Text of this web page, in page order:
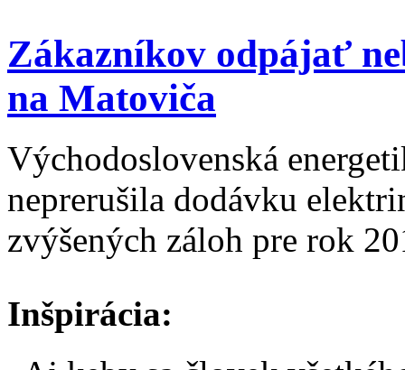
Zákazníkov odpájať
na Matoviča
Východoslovenská
neprerušila dodávku
zvýšených záloh pre rok
Inšpirácia: